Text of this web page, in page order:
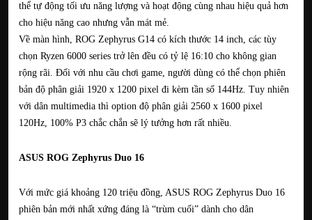
thể tự động tối ưu năng lượng và hoạt động cùng nhau hiệu quả hơn
cho hiệu năng cao nhưng vẫn mát mẻ.
Về màn hình, ROG Zephyrus G14 có kích thước 14 inch, các tùy
chọn Ryzen 6000 series trở lên đều có tỷ lệ 16:10 cho không gian
rộng rãi. Đối với nhu cầu chơi game, người dùng có thể chọn phiên
bản độ phân giải 1920 x 1200 pixel đi kèm tần số 144Hz. Tuy nhiên
với dân multimedia thì option độ phân giải 2560 x 1600 pixel
120Hz, 100% P3 chắc chắn sẽ lý tưởng hơn rất nhiều.
ASUS ROG Zephyrus Duo 16
Với mức giá khoảng 120 triệu đồng, ASUS ROG Zephyrus Duo 16
phiên bản mới nhất xứng đáng là “trùm cuối” dành cho dân